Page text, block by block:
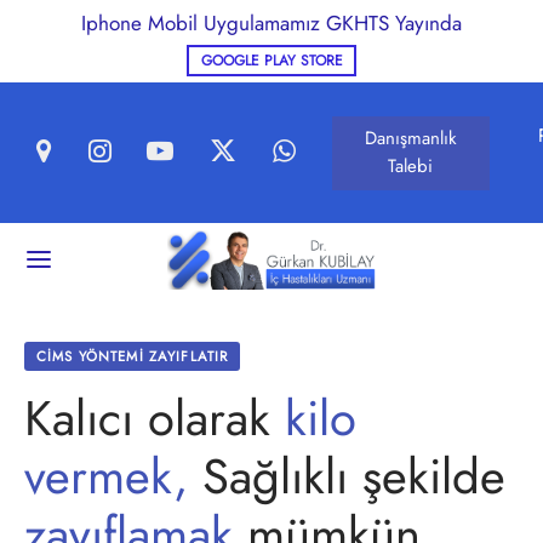
Iphone Mobil Uygulamamız GKHTS Yayında
GOOGLE PLAY STORE
Danışmanlık
Talebi
CİMS YÖNTEMİ ZAYIFLATIR
Kalıcı olarak kilo
vermek, Sağlıklı şekilde
Geri
BESLENME VE ZAYIFLAMA
Direnci
Beslenme